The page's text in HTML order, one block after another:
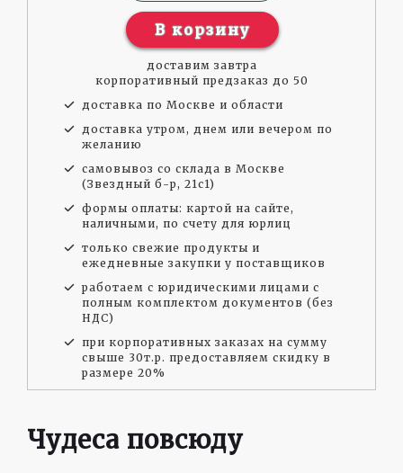
Чудеса повсюду
В корзину
доставим завтра
корпоративный предзаказ до 50
доставка по Москве и области
доставка утром, днем или вечером по
желанию
самовывоз со склада в Москве
(Звездный б-р, 21с1)
формы оплаты: картой на сайте,
наличными, по счету для юрлиц
только свежие продукты и
ежедневные закупки у поставщиков
работаем с юридическими лицами с
полным комплектом документов (без
НДС)
при корпоративных заказах на сумму
свыше 30т.р. предоставляем скидку в
размере 20%